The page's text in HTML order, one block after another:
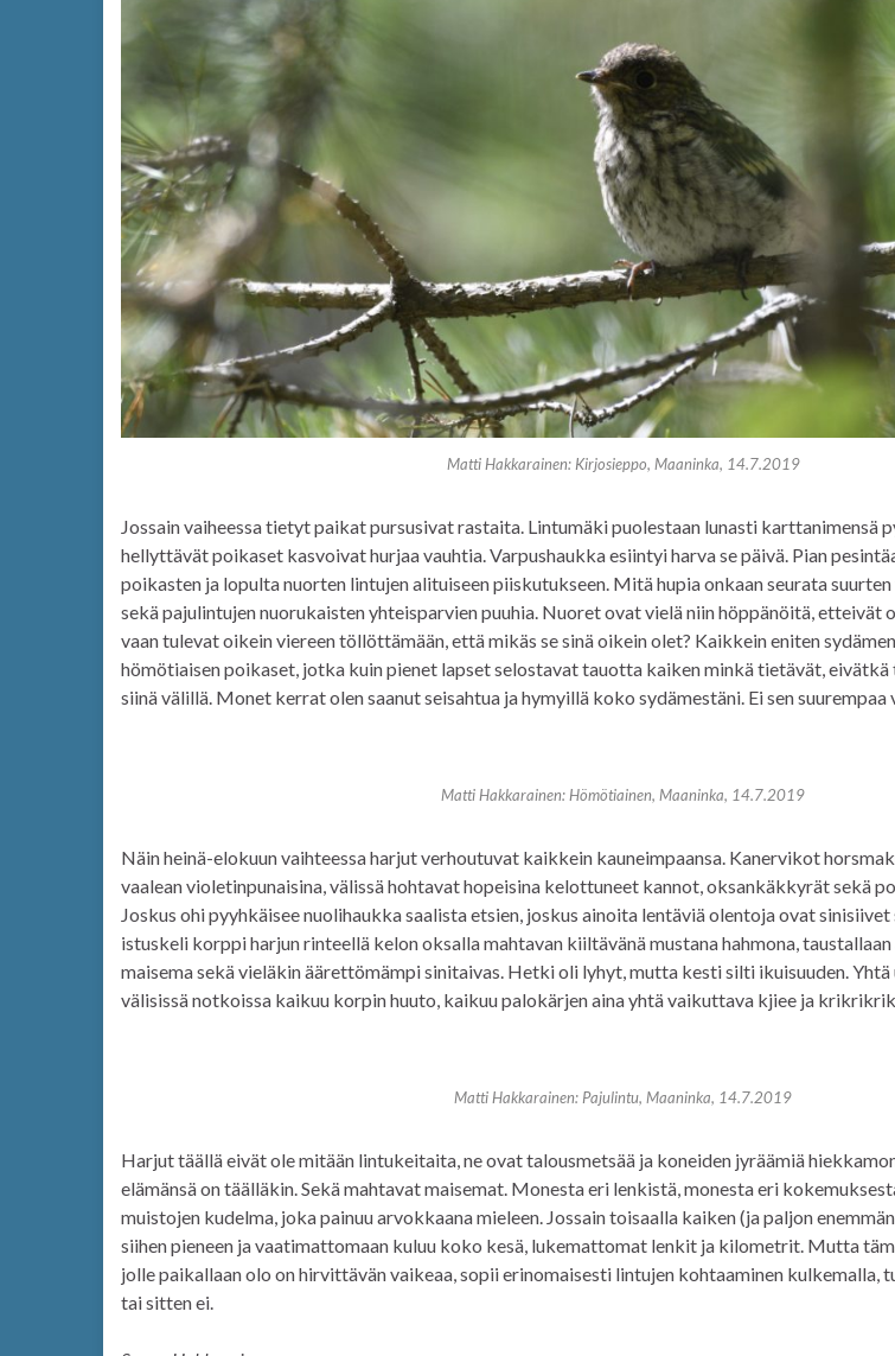
Matti Hakkarainen: Kirjosieppo, Maaninka, 14.7.2019
Jossain vaiheessa tietyt paikat pursusivat rastaita. Lintumäki puolestaan lunasti karttanimensä
hellyttävät poikaset kasvoivat hurjaa vauhtia. Varpushaukka esiintyi harva se päivä. Pian
poikasten ja lopulta nuorten lintujen alituiseen piiskutukseen. Mitä hupia onkaan seurata
sekä pajulintujen nuorukaisten yhteisparvien puuhia. Nuoret ovat vielä niin höppänöitä, etteivät
vaan tulevat oikein viereen töllöttämään, että mikäs se sinä oikein olet? Kaikkein eniten
hömötiaisen poikaset, jotka kuin pienet lapset selostavat tauotta kaiken minkä tietävät, eivätkä
siinä välillä. Monet kerrat olen saanut seisahtua ja hymyillä koko sydämestäni. Ei sen
Matti Hakkarainen: Hömötiainen, Maaninka, 14.7.2019
Näin heinä-elokuun vaihteessa harjut verhoutuvat kaikkein kauneimpaansa. Kanervikot
vaalean violetinpunaisina, välissä hohtavat hopeisina kelottuneet kannot, oksankäkkyrät sekä
Joskus ohi pyyhkäisee nuolihaukka saalista etsien, joskus ainoita lentäviä olentoja ovat
istuskeli korppi harjun rinteellä kelon oksalla mahtavan kiiltävänä mustana hahmona,
maisema sekä vieläkin äärettömämpi sinitaivas. Hetki oli lyhyt, mutta kesti silti ikuisuuden. Yhtä
välisissä notkoissa kaikuu korpin huuto, kaikuu palokärjen aina yhtä vaikuttava kjiee ja
Matti Hakkarainen: Pajulintu, Maaninka, 14.7.2019
Harjut täällä eivät ole mitään lintukeitaita, ne ovat talousmetsää ja koneiden jyräämiä
elämänsä on täälläkin. Sekä mahtavat maisemat. Monesta eri lenkistä, monesta eri
muistojen kudelma, joka painuu arvokkaana mieleen. Jossain toisaalla kaiken (ja paljon
siihen pieneen ja vaatimattomaan kuluu koko kesä, lukemattomat lenkit ja kilometrit. Mutta
jolle paikallaan olo on hirvittävän vaikeaa, sopii erinomaisesti lintujen kohtaaminen kulkemalla,
tai sitten ei.